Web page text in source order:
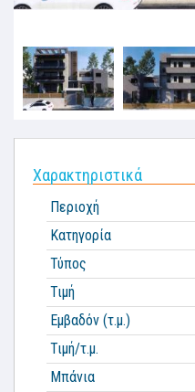
Χαρακτηριστικά
Περιοχή
Κατηγορία
Τύπος
Τιμή
Εμβαδόν (τ.μ.)
Τιμή/τ.μ.
Μπάνια